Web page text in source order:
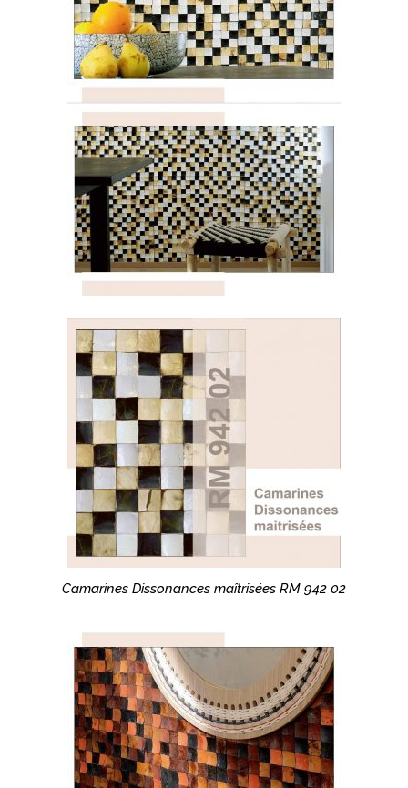
Camarines Dissonances maîtrisées RM 942 02